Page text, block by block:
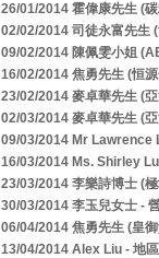
26/01/2014 霍偉康先生 (
02/02/2014 司徒永富先生
09/02/2014 陳佩雯小姐
16/02/2014 焦勇先生 (恒
23/02/2014 麥卓華先生 (
02/03/2014 麥卓華先生 (
09/03/2014 Mr Lawrence
16/03/2014 Ms. Shirley
23/03/2014 李樂詩博士 (
30/03/2014 李玉兒女士 -
06/04/2014 焦勇先生 (皇
13/04/2014 Alex Liu - 地